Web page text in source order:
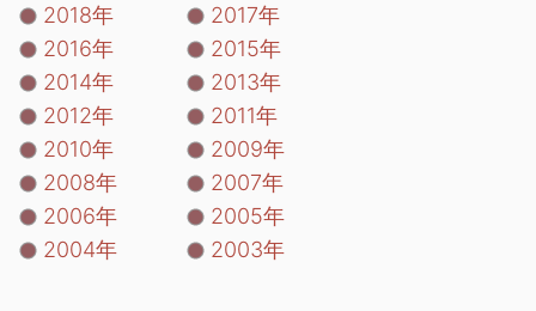
2018年
2017年
2016年
2015年
2014年
2013年
2012年
2011年
2010年
2009年
2008年
2007年
2006年
2005年
2004年
2003年